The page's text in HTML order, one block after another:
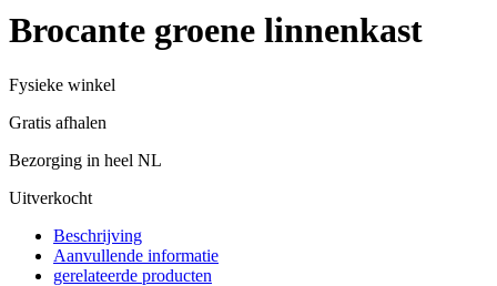
Brocante groene linnenkast
Fysieke winkel
Gratis afhalen
Bezorging in heel NL
Uitverkocht
Beschrijving
Aanvullende informatie
gerelateerde producten